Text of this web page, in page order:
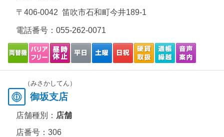
〒406-0042 笛吹市石和町今井189-1
電話番号： 055-262-0071
（みさかしてん）
御坂支店
店舗種別： 店舗
店番号：306